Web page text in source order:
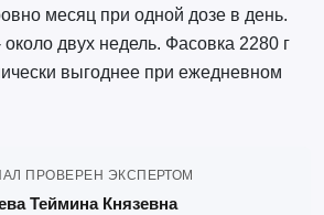
месяц при одной дозе в день.
двух недель. Фасовка 2280 г
выгоднее при ежедневном
ПРОВЕРЕН ЭКСПЕРТОМ
Теймина Князевна